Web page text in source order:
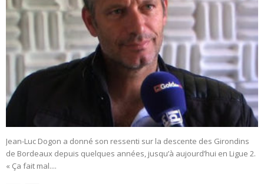
Jean-Luc Dogon a donné son ressenti sur la descente des Girondins
de Bordeaux depuis quelques années, jusqu’à aujourd’hui en Ligue 2.
« Ça fait mal....